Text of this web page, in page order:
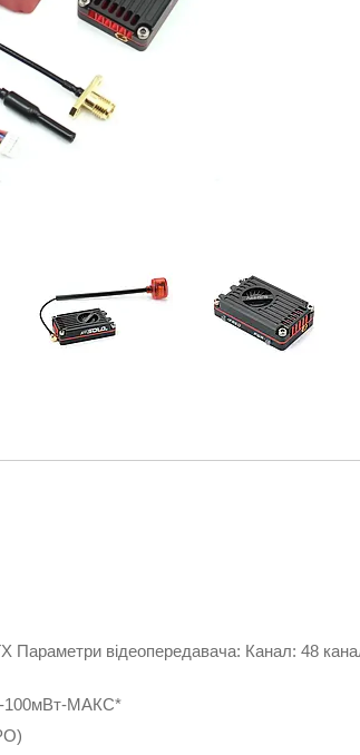
Параметри відеопередавача: Канал: 48
100мВт-МАКС*